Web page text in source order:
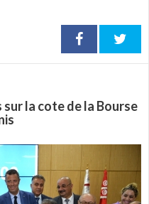
la cote de la Bourse